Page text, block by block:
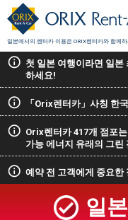
일본에서의 렌터카 이용은 ORIX렌터카와 함께하
첫 일본 여행이라면 일본
하세요!
「Orix렌터카」사칭 한
Orix렌터카 417개 점포
가능 에너지 유래의 그린
예약 전 고객에게 중요한
일